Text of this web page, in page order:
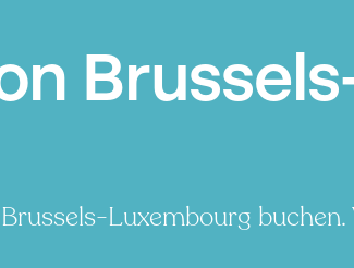
Luxembourg buchen.